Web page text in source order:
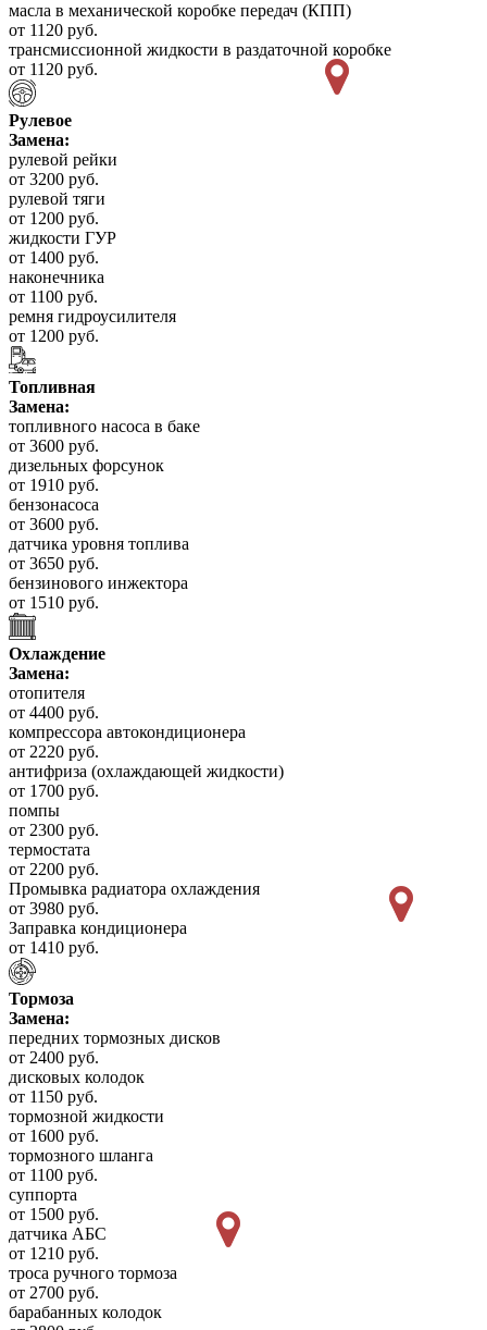
масла в механической коробке передач (КПП)
от 1120 руб.
трансмиссионной жидкости в раздаточной коробке
от 1120 руб.
Рулевое
Замена:
рулевой рейки
от 3200 руб.
рулевой тяги
от 1200 руб.
жидкости ГУР
от 1400 руб.
наконечника
от 1100 руб.
ремня гидроусилителя
от 1200 руб.
Топливная
Замена:
топливного насоса в баке
от 3600 руб.
дизельных форсунок
от 1910 руб.
бензонасоса
от 3600 руб.
датчика уровня топлива
от 3650 руб.
бензинового инжектора
от 1510 руб.
Охлаждение
Замена:
отопителя
от 4400 руб.
компрессора автокондиционера
от 2220 руб.
антифриза (охлаждающей жидкости)
от 1700 руб.
помпы
от 2300 руб.
термостата
от 2200 руб.
Промывка радиатора охлаждения
от 3980 руб.
Заправка кондиционера
от 1410 руб.
Тормоза
Замена:
передних тормозных дисков
от 2400 руб.
дисковых колодок
от 1150 руб.
тормозной жидкости
от 1600 руб.
тормозного шланга
от 1100 руб.
суппорта
от 1500 руб.
датчика АБС
от 1210 руб.
троса ручного тормоза
от 2700 руб.
барабанных колодок